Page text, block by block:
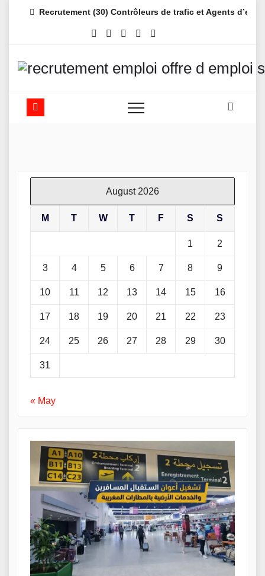
Recrutement (30) Contrôleurs de trafic et Agents
August 2026
M T W T F S S
1 2
3 4 5 6 7 8 9
10 11 12 13 14 15 16
17 18 19 20 21 22 23
24 25 26 27 28 29 30
31
« May